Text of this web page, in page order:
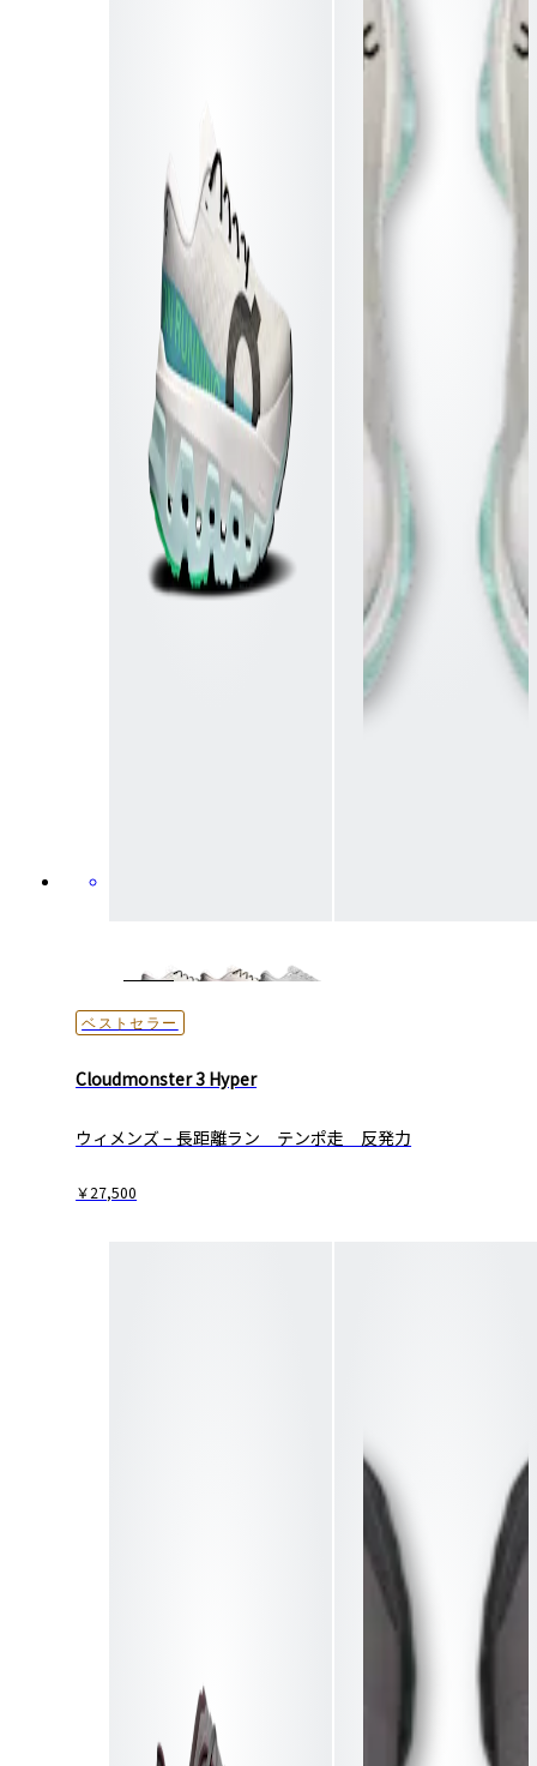
ベストセラー
Cloudmonster 3 Hyper
ウィメンズ – 長距離ラン テンポ走 反発力
￥27,500